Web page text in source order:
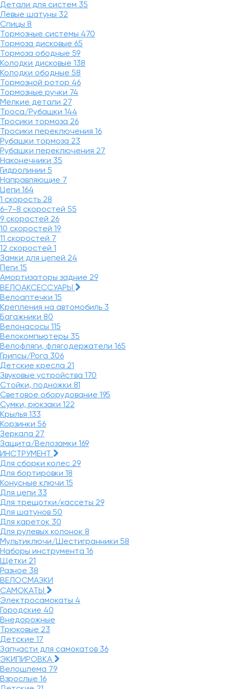
Детали для систем 35
Левые шатуны 32
Спицы 8
Тормозные системы 470
Тормоза дисковые 65
Тормоза ободные 59
Колодки дисковые 138
Колодки ободные 58
Тормозной ротор 46
Тормозные ручки 74
Мелкие детали 27
Троса/Рубашки 144
Тросики тормоза 26
Тросики переключения 16
Рубашки тормоза 23
Рубашки переключения 27
Наконечники 35
Гидролинии 5
Направляющие 7
Цепи 164
1 скорость 28
6-7-8 скоростей 55
9 скоростей 26
10 скоростей 19
11 скоростей 7
12 скоростей 1
Замки для цепей 24
Пеги 15
Амортизаторы задние 29
ВЕЛОАКСЕССУАРЫ
Велоаптечки 15
Крепления на автомобиль 3
Багажники 80
Велонасосы 115
Велокомпьютеры 35
Велофляги, флягодержатели 165
Грипсы/Рога 306
Детские кресла 21
Звуковые устройства 170
Стойки, подножки 81
Световое оборудование 195
Сумки, рюкзаки 122
Крылья 133
Корзинки 56
Зеркала 27
Защита/Велозамки 169
ИНСТРУМЕНТ
Для сборки колес 29
Для бортировки 18
Конусные ключи 15
Для цепи 33
Для трещотки/кассеты 29
Для шатунов 50
Для кареток 30
Для рулевых колонок 8
Мультиключи/Шестигранники 58
Наборы инструмента 16
Щётки 21
Разное 38
ВЕЛОСМАЗКИ
САМОКАТЫ
Электросамокаты 4
Городские 40
Внедорожные
Трюковые 23
Детские 17
Запчасти для самокатов 36
ЭКИПИРОВКА
Велошлема 79
Взрослые 16